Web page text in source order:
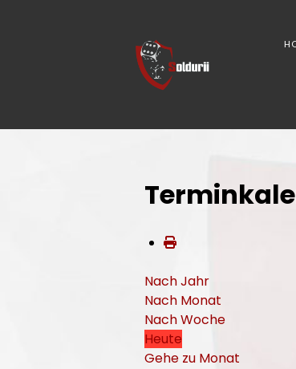
Nach Jahr
Nach Monat
Nach Woche
Heute
Gehe zu Monat